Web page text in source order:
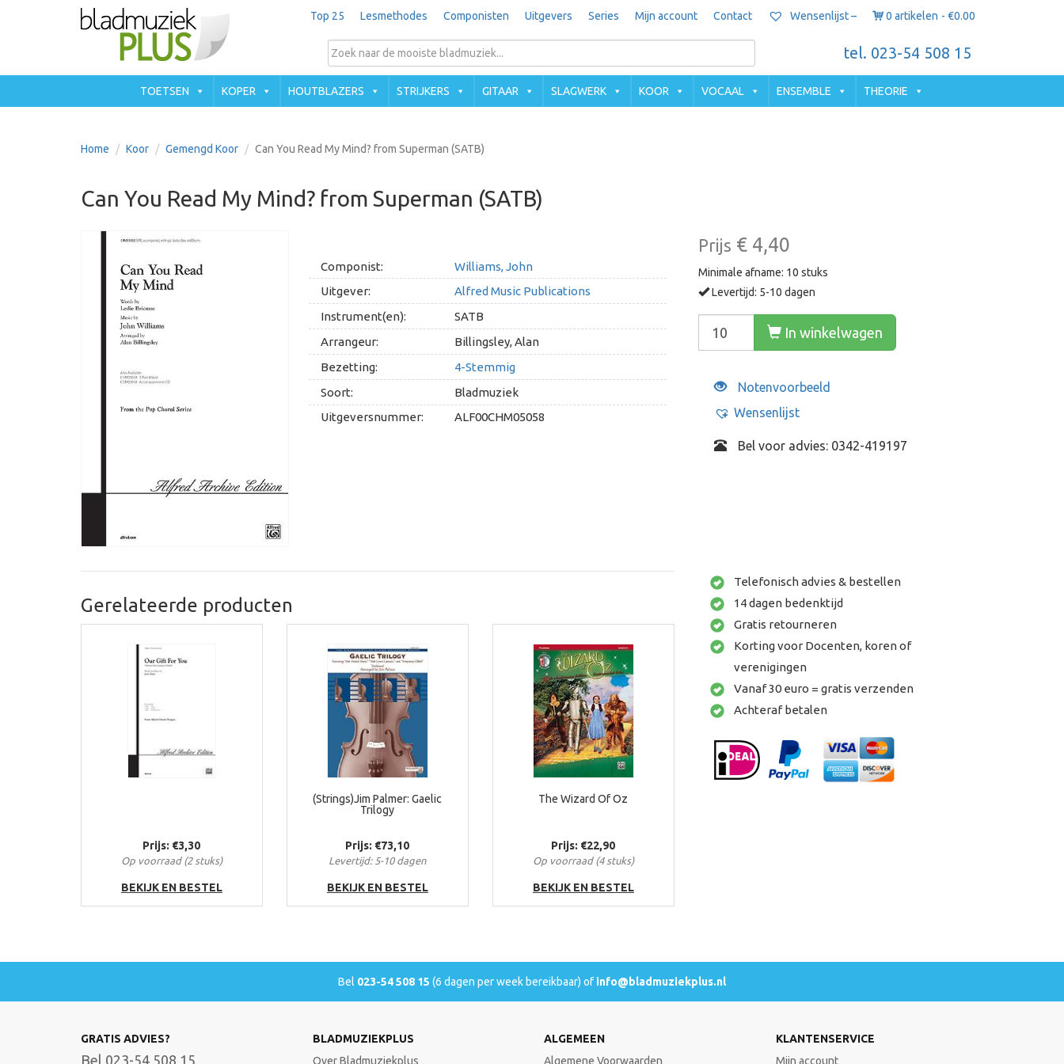
Top 25 Lesmethodes Componisten Uitgevers Series Mijn account Contact Wensenlijst – 0 artikelen €0.00
tel. 023-54 508 15
TOETSEN KOPER HOUTBLAZERS STRIJKERS GITAAR SLAGWERK KOOR VOCAAL ENSEMBLE THEORIE
Home Koor Gemengd Koor Can You Read My Mind? from Superman (SATB)
Can You Read My Mind? from Superman (SATB)
Componist:
Williams, John
Uitgever:
Alfred Music Publications
Instrument(en):
SATB
Arrangeur:
Billingsley, Alan
Bezetting:
4-Stemmig
Soort:
Bladmuziek
Uitgeversnummer:
ALF00CHM05058
Prijs € 4,40
Minimale afname: 10 stuks
Levertijd: 5-10 dagen
In winkelwagen
Notenvoorbeeld
Wensenlijst
Bel voor advies: 0342-419197
Gerelateerde producten
Prijs: €3,30
Op voorraad (2 stuks)
BEKIJK EN BESTEL
(Strings)Jim Palmer: Gaelic
Trilogy
Prijs: €73,10
Levertijd: 5-10 dagen
BEKIJK EN BESTEL
The Wizard Of Oz
Prijs: €22,90
Op voorraad (4 stuks)
BEKIJK EN BESTEL
Telefonisch advies & bestellen
14 dagen bedenktijd
Gratis retourneren
Korting voor Docenten, koren of
verenigingen
Vanaf 30 euro = gratis verzenden
Achteraf betalen
Bel 023-54 508 15 (6 dagen per week bereikbaar) of info@bladmuziekplus.nl
GRATIS ADVIES?
Bel 023-54 508 15
BLADMUZIEKPLUS
Over Bladmuziekplus
ALGEMEEN
Algemene Voorwaarden
KLANTENSERVICE
Mijn account